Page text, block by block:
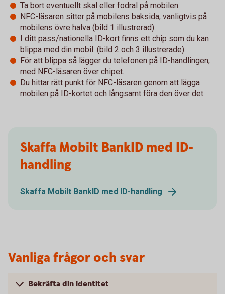
Ta bort eventuellt skal eller fodral på mobilen.
NFC-läsaren sitter på mobilens baksida, vanligtvis på
mobilens övre halva (bild 1 illustrerad)
I ditt pass/nationella ID-kort finns ett chip som du kan
blippa med din mobil. (bild 2 och 3 illustrerade).
För att blippa så lägger du telefonen på ID-handlingen,
med NFC-läsaren över chipet.
Du hittar rätt punkt för NFC-läsaren genom att lägga
mobilen på ID-kortet och långsamt föra den över det.
Skaffa Mobilt BankID med ID-
handling
Skaffa Mobilt BankID med ID-handling
Vanliga frågor och svar
Bekräfta din identitet